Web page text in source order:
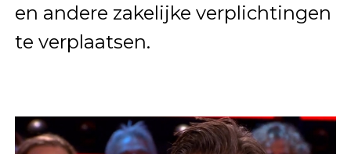
en andere zakelijke verplichtingen
te verplaatsen.